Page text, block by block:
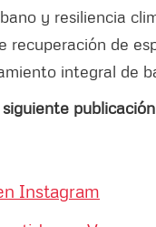
y resiliencia
recuperación de
integral de
Instagram